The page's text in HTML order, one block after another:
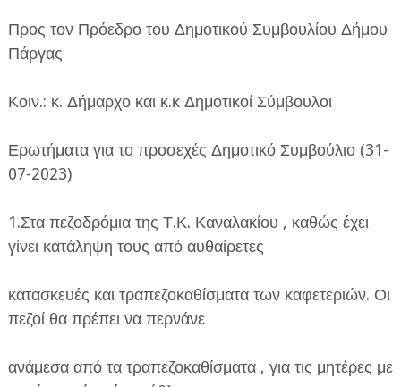
Προς τον Πρόεδρο του Δημοτικού Συμβουλίου Δήμου
Πάργας
Κοιν.: κ. Δήμαρχο και κ.κ Δημοτικοί Σύμβουλοι
Ερωτήματα για το προσεχές Δημοτικό Συμβούλιο (31-
07-2023)
1.Στα πεζοδρόμια της Τ.Κ. Καναλακίου , καθώς έχει
γίνει κατάληψη τους από αυθαίρετες
κατασκευές και τραπεζοκαθίσματα των καφετεριών. Οι
πεζοί θα πρέπει να περνάνε
ανάμεσα από τα τραπεζοκαθίσματα , για τις μητέρες με